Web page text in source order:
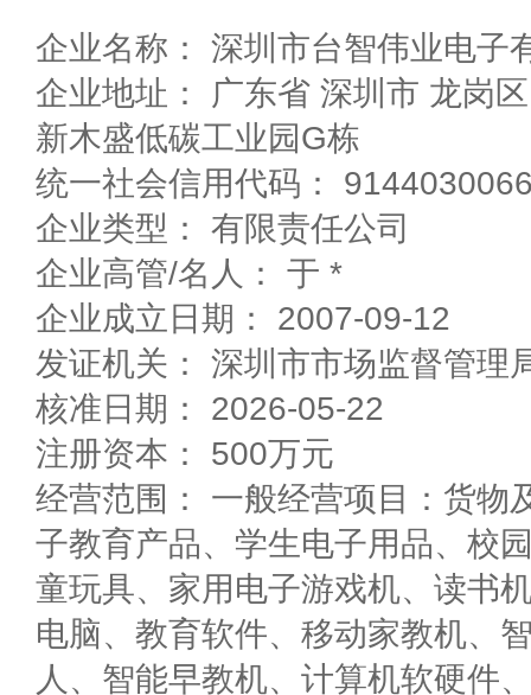
企业名称： 深圳市台智伟业电子
企业地址： 广东省 深圳市 龙岗区 平湖镇新木大道6号
新木盛低碳工业园G栋
统一社会信用代码：
企业类型： 有限责任公司
企业高管/名人： 于 *
企业成立日期： 2007-09-12
发证机关： 深圳市市场监督管理
核准日期： 2026-05-22
注册资本： 500万元
经营范围： 一般经营项目：货物
子教育产品、学生电子用品、校
童玩具、家用电子游戏机、读书
电脑、教育软件、移动家教机、
人、智能早教机、计算机软硬件